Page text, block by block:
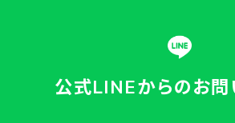
公式LINEからのお